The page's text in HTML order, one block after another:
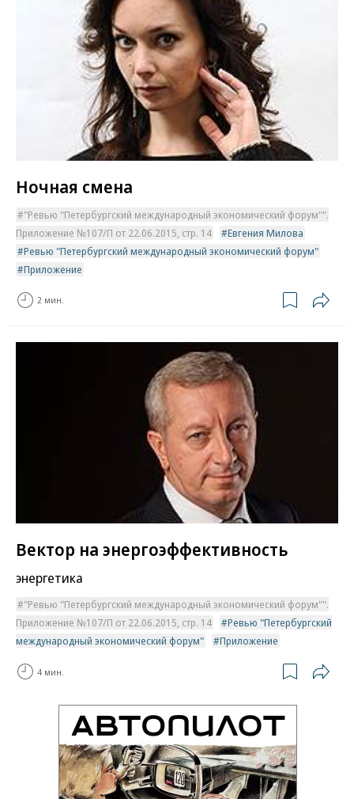
Ночная смена
"Ревью "Петербургский международный экономический форум"".
Приложение №107/П от 22.06.2015, стр. 14
Евгения Милова
Ревью "Петербургский международный экономический форум"
Приложение
2 мин.
Вектор на энергоэффективность
энергетика
"Ревью "Петербургский международный экономический форум"".
Приложение №107/П от 22.06.2015, стр. 14
Ревью "Петербургский
международный экономический форум"
Приложение
4 мин.